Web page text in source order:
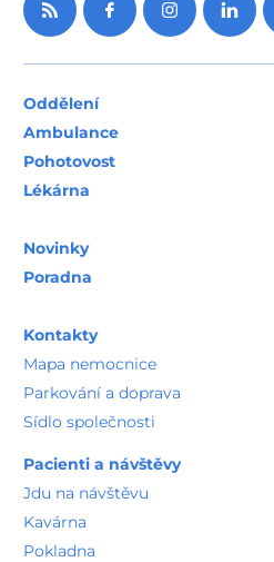
Oddělení
Ambulance
Pohotovost
Lékárna
Novinky
Poradna
Kontakty
Mapa nemocnice
Parkování a doprava
Sídlo společnosti
Pacienti a návštěvy
Jdu na návštěvu
Kavárna
Pokladna